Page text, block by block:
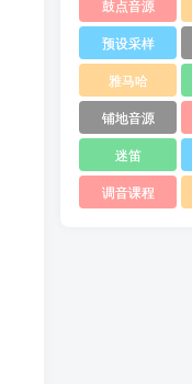
鼓点音源
预设采样
雅马哈
铺地音源
迷笛
调音课程